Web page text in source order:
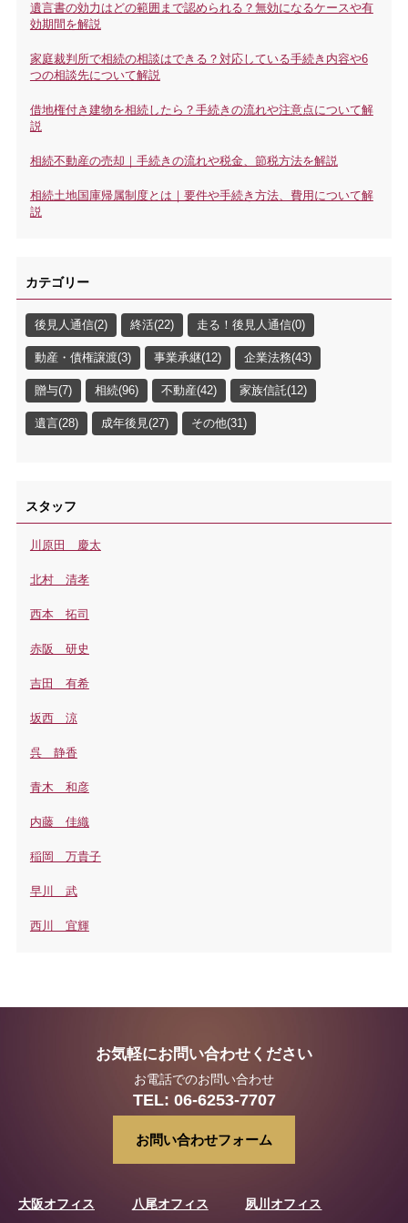
遺言書の効力はどの範囲まで認められる？無効になるケースや有
効期間を解説
家庭裁判所で相続の相談はできる？対応している手続き内容や6
つの相談先について解説
借地権付き建物を相続したら？手続きの流れや注意点について解
説
相続不動産の売却｜手続きの流れや税金、節税方法を解説
相続土地国庫帰属制度とは｜要件や手続き方法、費用について解
説
カテゴリー
後見人通信(2) 終活(22) 走る！後見人通信(0)
動産・債権譲渡(3) 事業承継(12) 企業法務(43)
贈与(7) 相続(96) 不動産(42) 家族信託(12)
遺言(28) 成年後見(27) その他(31)
スタッフ
川原田 慶太
北村 清孝
西本 拓司
赤阪 研史
吉田 有希
坂西 涼
呉 静香
青木 和彦
内藤 佳織
稲岡 万貴子
早川 武
西川 宜輝
お気軽にお問い合わせください
お電話でのお問い合わせ
TEL: 06-6253-7707
お問い合わせフォーム
大阪オフィス 八尾オフィス 夙川オフィス